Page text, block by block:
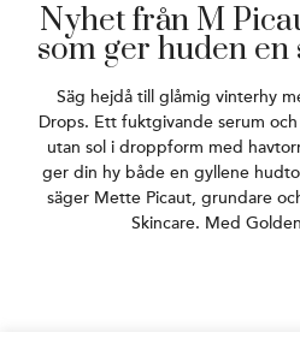
Nyhet från M
som ger huden en
Säg hejdå till glåmig vinterhy
Drops. Ett fuktgivande serum
utan sol i droppform med
ger din hy både en gyllene
säger Mette Picaut, grundare
Skincare. Med